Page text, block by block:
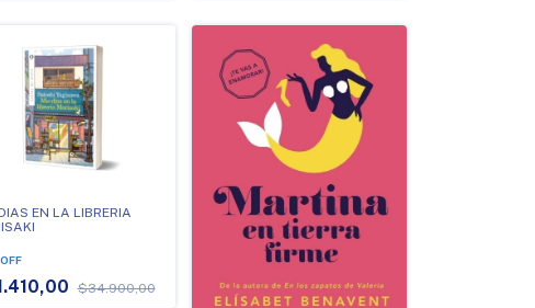
EN LA LIBRERIA
OFF
$34.900,00